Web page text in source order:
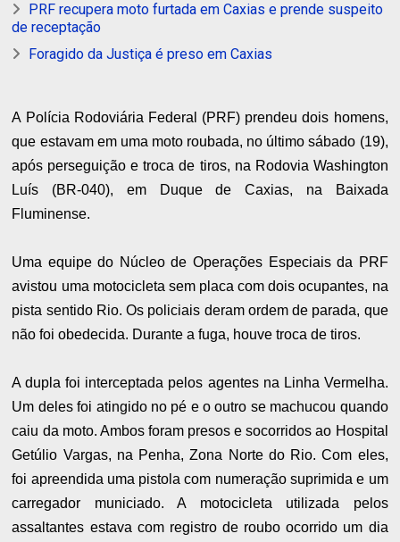
PRF recupera moto furtada em Caxias e prende suspeito
de receptação
Foragido da Justiça é preso em Caxias
A Polícia Rodoviária Federal (PRF) prendeu dois homens,
que estavam em uma moto roubada, no último sábado (19),
após perseguição e troca de tiros, na Rodovia Washington
Luís (BR-040), em Duque de Caxias, na Baixada
Fluminense.
Uma equipe do Núcleo de Operações Especiais da PRF
avistou uma motocicleta sem placa com dois ocupantes, na
pista sentido Rio. Os policiais deram ordem de parada, que
não foi obedecida. Durante a fuga, houve troca de tiros.
A dupla foi interceptada pelos agentes na Linha Vermelha.
Um deles foi atingido no pé e o outro se machucou quando
caiu da moto. Ambos foram presos e socorridos ao Hospital
Getúlio Vargas, na Penha, Zona Norte do Rio. Com eles,
foi apreendida uma pistola com numeração suprimida e um
carregador municiado. A motocicleta utilizada pelos
assaltantes estava com registro de roubo ocorrido um dia